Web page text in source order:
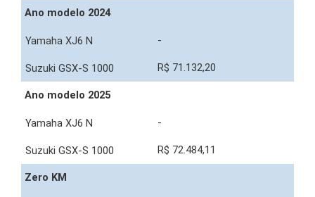
Ano modelo 2024
-
R$ 71.132,20
Ano modelo 2025
-
R$ 72.484,11
Zero KM